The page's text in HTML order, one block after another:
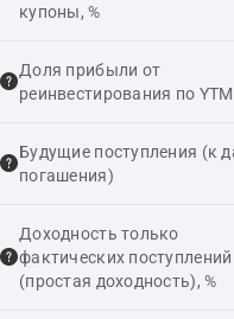
купоны, %
Доля прибыли от
реинвестирования по YTM
Будущие поступления (к
погашения)
Доходность только
фактических поступлений
(простая доходность), %